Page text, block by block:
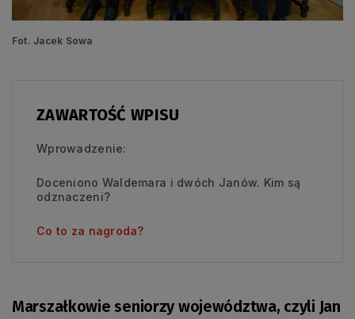
Fot. Jacek Sowa
ZAWARTOŚĆ WPISU
Wprowadzenie:
Doceniono Waldemara i dwóch Janów. Kim są
odznaczeni?
Co to za nagroda?
Marszałkowie seniorzy województwa, czyli Jan